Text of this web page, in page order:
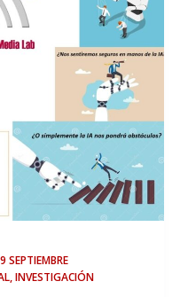
9 SEPTIEMBRE
,INVESTIGACIÓN